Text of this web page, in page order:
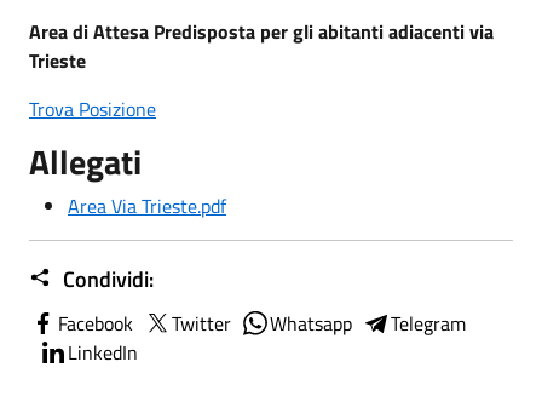
Area di Attesa Predisposta per gli abitanti adiacenti via
Trieste
Trova Posizione
Allegati
Area Via Trieste.pdf
Condividi:
Facebook Twitter Whatsapp
Telegram
LinkedIn